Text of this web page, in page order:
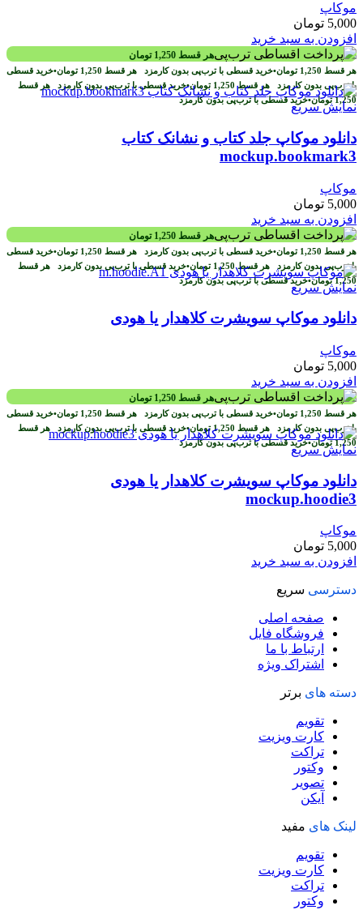
موکاپ
5,000 تومان
افزودن به سبد خرید
هر قسط 1,250 تومان
هر قسط 1,250 تومان•خرید قسطی با ترب‌پی بدون کارمزد هر قسط 1,250 تومان•خرید قسطی
با ترب‌پی بدون کارمزد هر قسط 1,250 تومان•خرید قسطی با ترب‌پی بدون کارمزد هر قسط
1,250 تومان•خرید قسطی با ترب‌پی بدون کارمزدنمایش سریع
دانلود موکاپ جلد کتاب و نشانک کتاب
mockup.bookmark3
موکاپ
5,000 تومان
افزودن به سبد خرید
هر قسط 1,250 تومان
هر قسط 1,250 تومان•خرید قسطی با ترب‌پی بدون کارمزد هر قسط 1,250 تومان•خرید قسطی
با ترب‌پی بدون کارمزد هر قسط1,250 تومان•خرید قسطی با ترب‌پی بدون کارمزد هر قسط
1,250 تومان•خرید قسطی با ترب‌پی بدون کارمزدنمایش سریع
دانلود موکاپ سویشرت کلاهدار یا هودی
موکاپ
5,000 تومان
افزودن به سبد خرید
هر قسط 1,250 تومان
هر قسط 1,250 تومان•خرید قسطی با ترب‌پی بدون کارمزد هر قسط 1,250 تومان•خرید قسطی
با ترب‌پی بدون کارمزد هر قسط 1,250 تومان•خرید قسطی با ترب‌پی بدون کارمزد هر قسط
1,250 تومان•خرید قسطی با ترب‌پی بدون کارمزدنمایش سریع
دانلود موکاپ سویشرت کلاهدار یا هودی
mockup.hoodie3
موکاپ
5,000 تومان
افزودن به سبد خرید
دسترسی سریع
صفحه اصلی
فروشگاه فایل
ارتباط با ما
اشتراک ویژه
دسته های برتر
تقویم
کارت ویزیت
تراکت
وکتور
تصویر
آیکن
لینک های مفید
تقویم
کارت ویزیت
تراکت
وکتور